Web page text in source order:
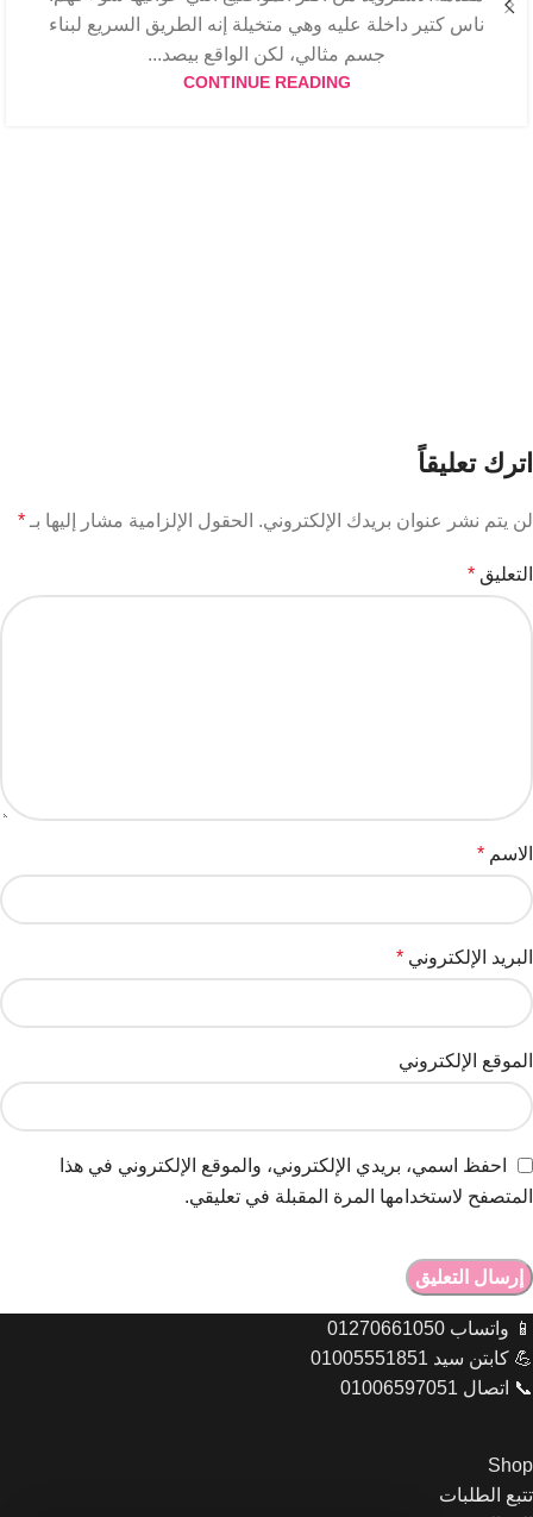
ناس كتير داخلة عليه وهي متخيلة إنه الطريق السريع لبناء
جسم مثالي، لكن الواقع بيصد...
CONTINUE READING
اترك تعليقاً
لن يتم نشر عنوان بريدك الإلكتروني. الحقول الإلزامية مشار إليها بـ *
التعليق *
الاسم *
البريد الإلكتروني *
الموقع الإلكتروني
احفظ اسمي، بريدي الإلكتروني، والموقع الإلكتروني في هذا
المتصفح لاستخدامها المرة المقبلة في تعليقي.
📱 واتساب 01270661050
💪 كابتن سيد 01005551851
📞 اتصال 01006597051
Shop
تتبع الطلبات